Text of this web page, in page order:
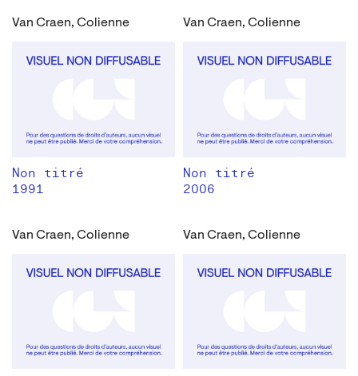
Van Craen, Colienne
Non titré
1991
Van Craen, Colienne
Non titré
2006
Van Craen, Colienne Van Craen, Colienne